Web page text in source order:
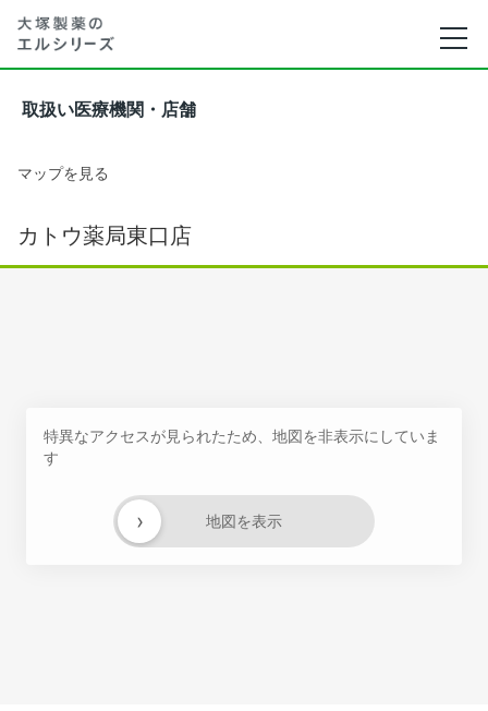
取扱い医療機関・店舗
マップを見る
カトウ薬局東口店
特異なアクセスが見られたため、地図を非表示にしていま
す
地図を表示
›